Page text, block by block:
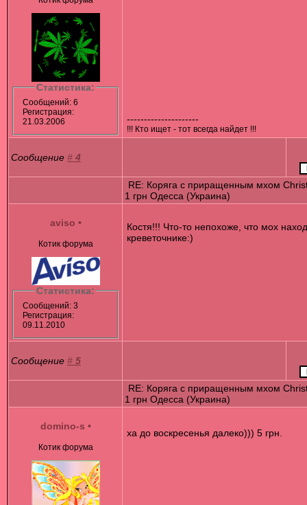
Статистика:
Сообщений: 6
Регистрация:
21.03.2006
---------------------
!!! Кто ищет - тот всегда найдет !!!
Сообщение # 4
RE: Коряга с приращенным мхом
1 грн Одесса (Украина)
aviso •
Котик форума
Статистика:
Сообщений: 3
Регистрация:
09.11.2010
Костя!!! Что-то непохоже, что мох
креветочнике:)
Сообщение # 5
RE: Коряга с приращенным мхом
1 грн Одесса (Украина)
domino-s •
Котик форума
ха до воскресенья далеко))) 5 грн.